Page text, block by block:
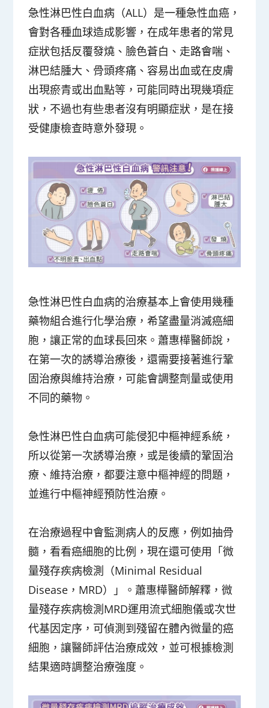
急性淋巴性白血病（ALL）是一種急性血癌，
會對各種血球造成影響，在成年患者的常見
症狀包括反覆發燒、臉色蒼白、走路會喘、
淋巴結腫大、骨頭疼痛、容易出血或在皮膚
出現瘀青或出血點等，可能同時出現幾項症
狀，不過也有些患者沒有明顯症狀，是在接
受健康檢查時意外發現。
急性淋巴性白血病的治療基本上會使用幾種
藥物組合進行化學治療，希望盡量消滅癌細
胞，讓正常的血球長回來。蕭惠樺醫師說，
在第一次的誘導治療後，還需要接著進行鞏
固治療與維持治療，可能會調整劑量或使用
不同的藥物。
急性淋巴性白血病可能侵犯中樞神經系統，
所以從第一次誘導治療，或是後續的鞏固治
療、維持治療，都要注意中樞神經的問題，
並進行中樞神經預防性治療。
在治療過程中會監測病人的反應，例如抽骨
髓，看看癌細胞的比例，現在還可使用「微
量殘存疾病檢測（Minimal Residual
Disease，MRD）」。蕭惠樺醫師解釋，微
量殘存疾病檢測MRD運用流式細胞儀或次世
代基因定序，可偵測到殘留在體內微量的癌
細胞，讓醫師評估治療成效，並可根據檢測
結果適時調整治療強度。